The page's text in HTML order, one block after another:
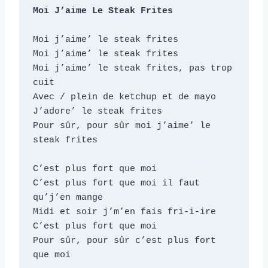
Moi J’aime Le Steak Frites
Moi j’aime’ le steak frites
Moi j’aime’ le steak frites
Moi j’aime’ le steak frites, pas trop
cuit
Avec / plein de ketchup et de mayo
J’adore’ le steak frites
Pour sûr, pour sûr moi j’aime’ le
steak frites
C’est plus fort que moi
C’est plus fort que moi il faut
qu’j’en mange
Midi et soir j’m’en fais fri-i-ire
C’est plus fort que moi
Pour sûr, pour sûr c’est plus fort
que moi